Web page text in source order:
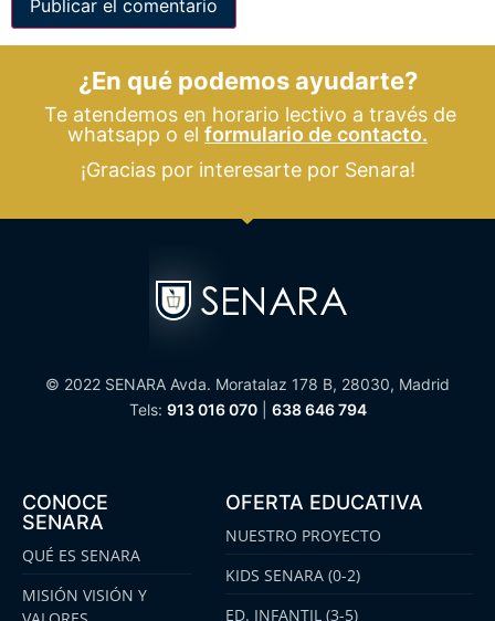
¿En qué podemos ayudarte?
Te atendemos en horario lectivo a través de
whatsapp o el formulario de contacto.
¡Gracias por interesarte por Senara!
© 2022 SENARA Avda. Moratalaz 178 B, 28030, Madrid
Tels: 913 016 070| 638 646 794
CONOCE
SENARA
QUÉ ES SENARA
MISIÓN VISIÓN Y
OFERTA EDUCATIVA
NUESTRO PROYECTO
KIDS SENARA (0-2)
ED. INFANTIL (3-5)